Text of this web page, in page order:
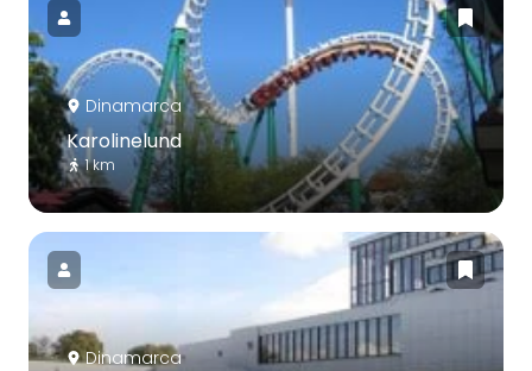
Dinamarca
Karolinelund
1 km
Dinamarca